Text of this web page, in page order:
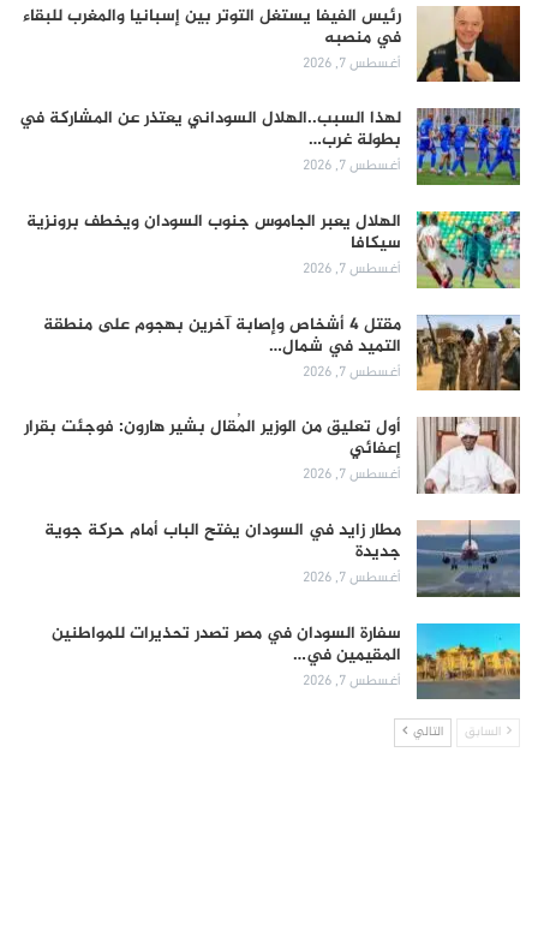
رئيس الفيفا يستغل التوتر بين إسبانيا والمغرب للبقاء
في منصبه
أغسطس 7, 2026
لهذا السبب..الهلال السوداني يعتذر عن المشاركة في
بطولة غرب…
أغسطس 7, 2026
الهلال يعبر الجاموس جنوب السودان ويخطف برونزية
سيكافا
أغسطس 7, 2026
مقتل 4 أشخاص وإصابة آخرين بهجوم على منطقة
التميد في شمال…
أغسطس 7, 2026
أول تعليق من الوزير المُقال بشير هارون: فوجئت بقرار
إعفائي
أغسطس 7, 2026
مطار زايد في السودان يفتح الباب أمام حركة جوية
جديدة
أغسطس 7, 2026
سفارة السودان في مصر تصدر تحذيرات للمواطنين
المقيمين في…
أغسطس 7, 2026
السابق التالي